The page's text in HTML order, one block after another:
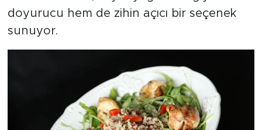
doyurucu hem de zihin açıcı bir seçenek
sunuyor.